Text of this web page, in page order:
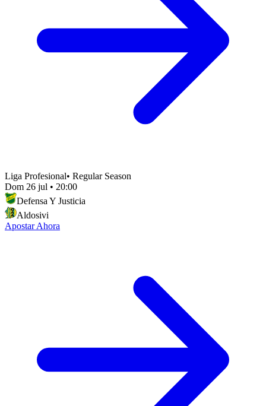
Liga Profesional• Regular Season
Dom 26 jul • 20:00
Defensa Y Justicia
Aldosivi
Apostar Ahora